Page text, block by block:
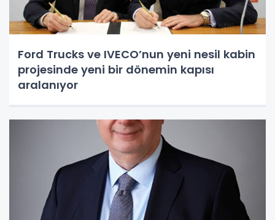
Ford Trucks ve IVECO’nun yeni nesil kabin
projesinde yeni bir dönemin kapısı
aralanıyor